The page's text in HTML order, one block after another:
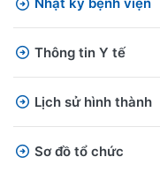
Thông tin Y tế
Lịch sử hình thành
Sơ đồ tổ chức